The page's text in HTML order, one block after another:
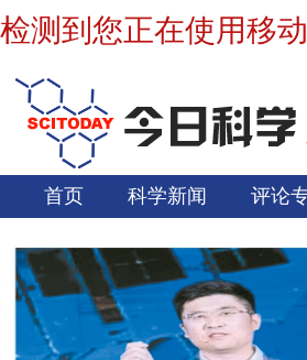
检测到您正在使用移
首页 科学新闻 评论